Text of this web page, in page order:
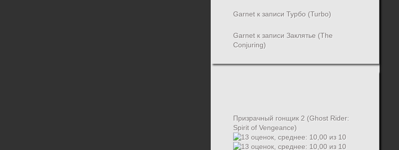
Garnet к записиТурбо (Turbo)
Garnet к записиЗаклятье (The
Conjuring)
Призрачный гонщик 2 (Ghost Rider:
Spirit of Vengeance)